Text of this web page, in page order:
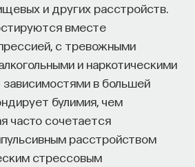
и других расстройств.
вместе
с тревожными
и наркотическими
в большей
булимия, чем
часто сочетается
расстройством
стрессовым